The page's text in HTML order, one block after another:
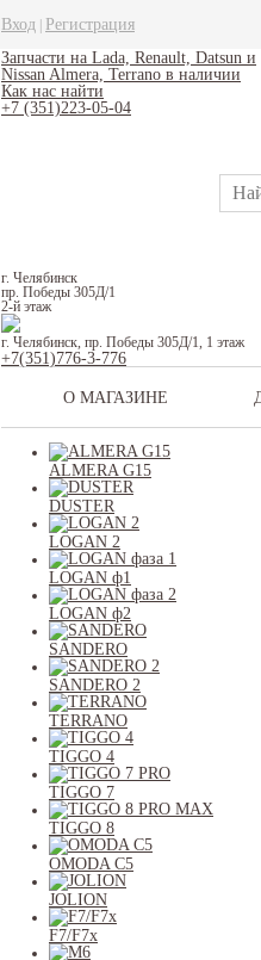
Вход Регистрация
Запчасти на Lada, Renault, Datsun и
Nissan Almera, Terrano в наличии
Как нас найти
+7 (351)223-05-04
г. Челябинск
пр. Победы 305Д/1
2-й этаж
г. Челябинск, пр. Победы 305Д/1, 1 этаж
+7(351)776-3-776
О МАГАЗИНЕ
ALMERA G15
DUSTER
LOGAN 2
LOGAN ф1
LOGAN ф2
SANDERO
SANDERO 2
TERRANO
TIGGO 4
TIGGO 7
TIGGO 8
OMODA C5
JOLION
F7/F7x